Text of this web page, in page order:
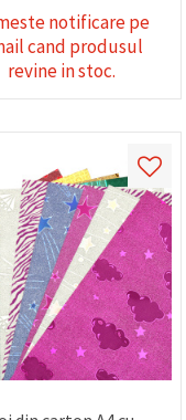
notificare pe
cand produsul
revine in stoc.